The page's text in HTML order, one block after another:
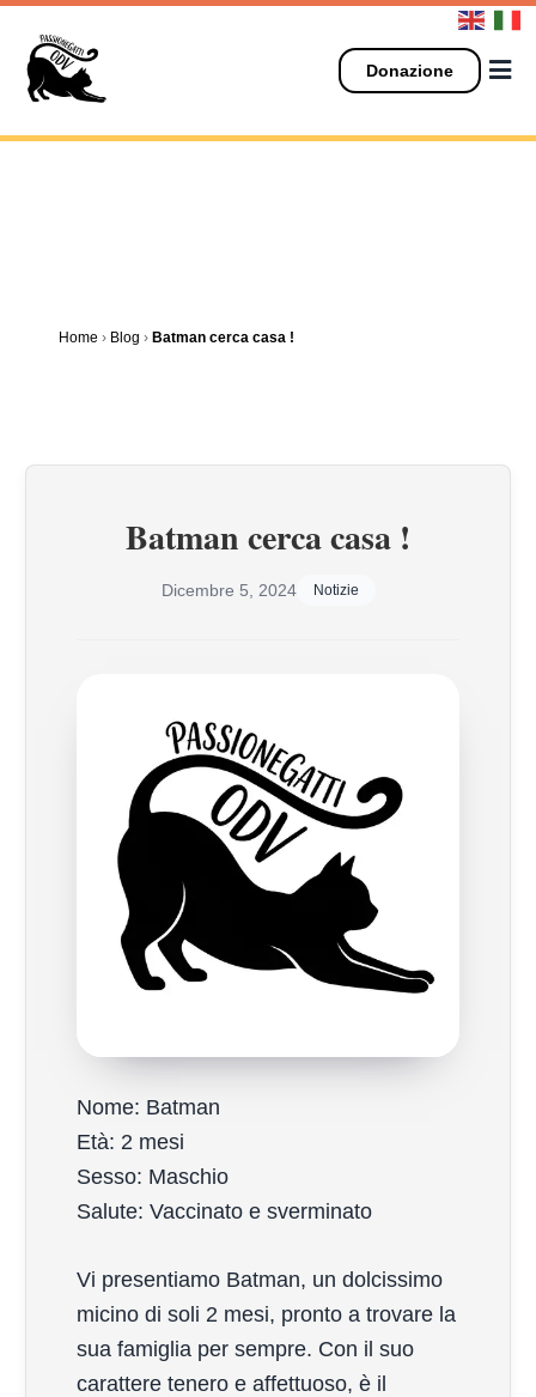
Salta
contenuto
Donazione
Home › Blog › Batman cerca casa !
Batman cerca casa !
Dicembre 5, 2024 Notizie
Nome: Batman
Età: 2 mesi
Sesso: Maschio
Salute: Vaccinato e sverminato
Vi presentiamo Batman, un dolcissimo
micino di soli 2 mesi, pronto a trovare la
sua famiglia per sempre. Con il suo
carattere tenero e affettuoso, è il